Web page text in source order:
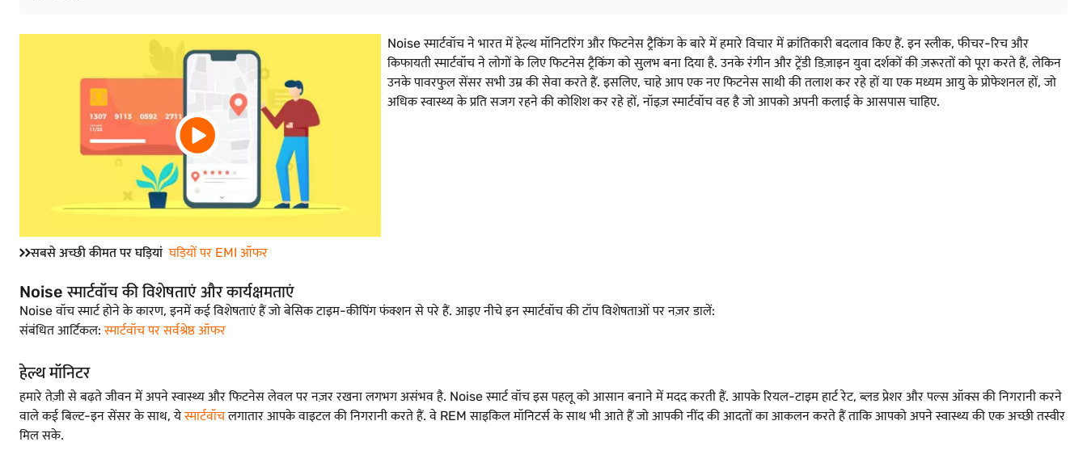
Noise स्मार्टवॉच ने भारत में हेल्थ मॉनिटरिंग और फिटनेस ट्रैकिंग के बारे में हमारे विचार में क्रांतिकारी बदलाव किए हैं. इन स्लीक, फीचर-रिच और
किफायती स्मार्टवॉच ने लोगों के लिए फिटनेस ट्रैकिंग को सुलभ बना दिया है. उनके रंगीन और ट्रेंडी डिज़ाइन युवा दर्शकों की ज़रूरतों को पूरा करते हैं, लेकिन
उनके पावरफुल सेंसर सभी उम्र की सेवा करते हैं. इसलिए, चाहे आप एक नए फिटनेस साथी की तलाश कर रहे हों या एक मध्यम आयु के प्रोफेशनल हों, जो
अधिक स्वास्थ्य के प्रति सजग रहने की कोशिश कर रहे हों, नॉइज़ स्मार्टवॉच वह है जो आपको अपनी कलाई के आसपास चाहिए.
सबसे अच्छी कीमत पर घड़ियां घड़ियों पर EMI ऑफर
Noise स्मार्टवॉच की विशेषताएं और कार्यक्षमताएं
Noise वॉच स्मार्ट होने के कारण, इनमें कई विशेषताएं हैं जो बेसिक टाइम-कीपिंग फंक्शन से परे हैं. आइए नीचे इन स्मार्टवॉच की टॉप विशेषताओं पर नज़र डालें:
संबंधित आर्टिकल:स्मार्टवॉच पर सर्वश्रेष्ठ ऑफर
हेल्थ मॉनिटर
हमारे तेज़ी से बढ़ते जीवन में अपने स्वास्थ्य और फिटनेस लेवल पर नज़र रखना लगभग असंभव है. Noise स्मार्ट वॉच इस पहलू को आसान बनाने में मदद करती हैं. आपके रियल-टाइम हार्ट रेट, ब्लड प्रेशर और पल्स ऑक्स की निगरानी करने
वाले कई बिल्ट-इन सेंसर के साथ, येस्मार्टवॉचलगातार आपके वाइटल की निगरानी करते हैं. वे REM साइकिल मॉनिटर्स के साथ भी आते हैं जो आपकी नींद की आदतों का आकलन करते हैं ताकि आपको अपने स्वास्थ्य की एक अच्छी तस्वीर
मिल सके.